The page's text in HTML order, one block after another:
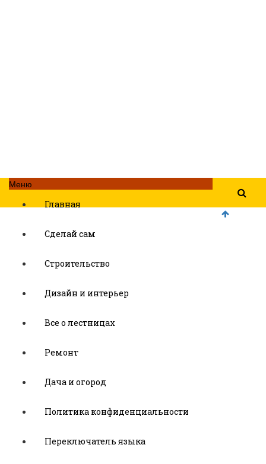
Меню
Главная
Сделай сам
Строительство
Дизайн и интерьер
Все о лестницах
Ремонт
Дача и огород
Политика конфиденциальности
Переключатель языка